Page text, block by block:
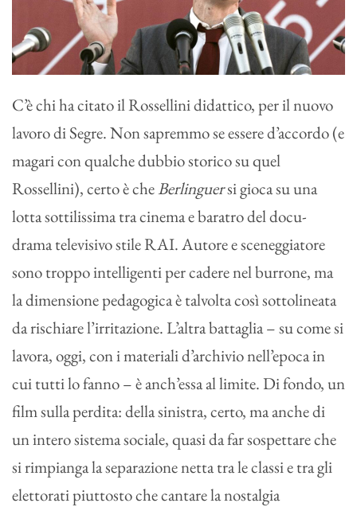
C’è chi ha citato il Rossellini didattico, per il nuovo
lavoro di Segre. Non sapremmo se essere d’accordo (e
magari con qualche dubbio storico su quel
Rossellini), certo è cheBerlinguersi gioca su una
lotta sottilissima tra cinema e baratro del docu-
drama televisivo stile RAI. Autore e sceneggiatore
sono troppo intelligenti per cadere nel burrone, ma
la dimensione pedagogica è talvolta così sottolineata
da rischiare l’irritazione. L’altra battaglia – su come si
lavora, oggi, con i materiali d’archivio nell’epoca in
cui tutti lo fanno – è anch’essa al limite. Di fondo, un
film sulla perdita: della sinistra, certo, ma anche di
un intero sistema sociale, quasi da far sospettare che
si rimpianga la separazione netta tra le classi e tra gli
elettorati piuttosto che cantare la nostalgia